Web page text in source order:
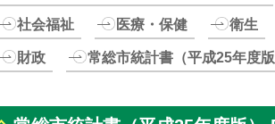
社会福祉 医療・保健 衛生
財政 常総市統計書（平成25年度